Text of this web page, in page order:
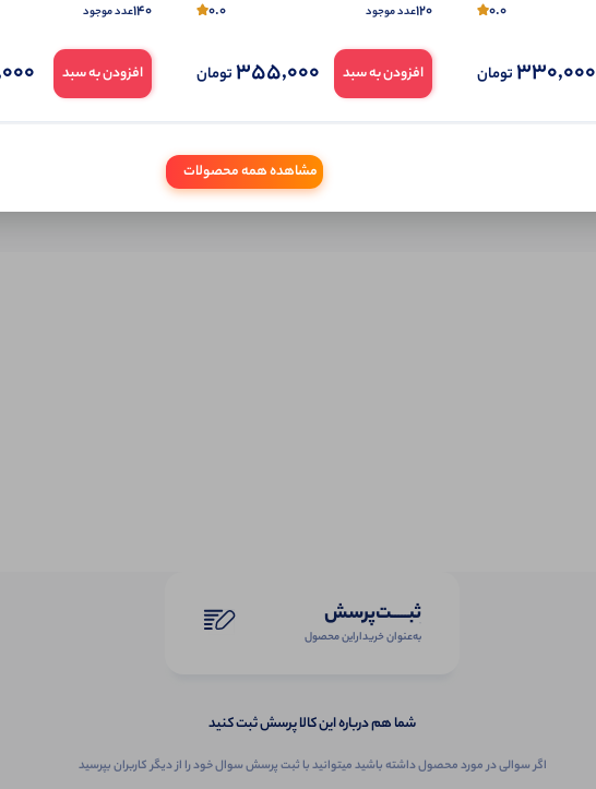
ثبـــــت‌پرسش
به‌عنوان ‌خریدار‌این‌ محصول
شما هم درباره این کالا پرسش ثبت کنید
اگر سوالی در مورد محصول داشته باشید میتوانید با ثبت پرسش سوال خود را از دیگر کاربران بپرسید
0.0
330,000تومان
120عدد موجود 0.0
افزودن به سبد 355,000تومان
140عدد موجود
افزودن به سبد
مشاهده همه محصولات